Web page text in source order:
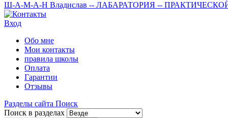
Ш-А-М-А-Н Владислав -- ЛАБАРАТОРИЯ --
Вход
Обо мне
Мои контакты
правила школы
Оплата
Гарантии
Отзывы
Разделы сайта Поиск
Поиск в разделах